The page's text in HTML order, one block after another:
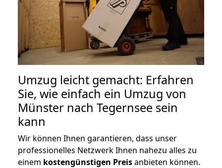
Umzug leicht gemacht: Erfahren
Sie, wie einfach ein Umzug von
Münster nach Tegernsee sein
kann
Wir können Ihnen garantieren, dass unser
professionelles Netzwerk Ihnen nahezu alles zu
einem kostengünstigen Preisanbieten können.